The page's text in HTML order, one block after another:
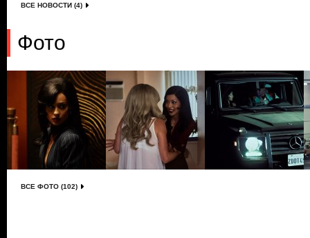
ВСЕ НОВОСТИ (4)
Фото
ВСЕ ФОТО (102)